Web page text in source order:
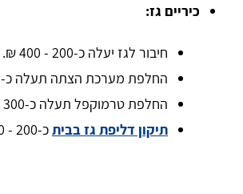
כיריים גז:
חיבור לגז יעלה כ-200 - 400 ₪.
החלפת מערכת הצתה תעלה כ-250 - 550 ₪.
החלפת טרמוקפל תעלה כ-300 - 500 ₪.
תיקון דליפת גז בביתכ-200 - 400 ₪.